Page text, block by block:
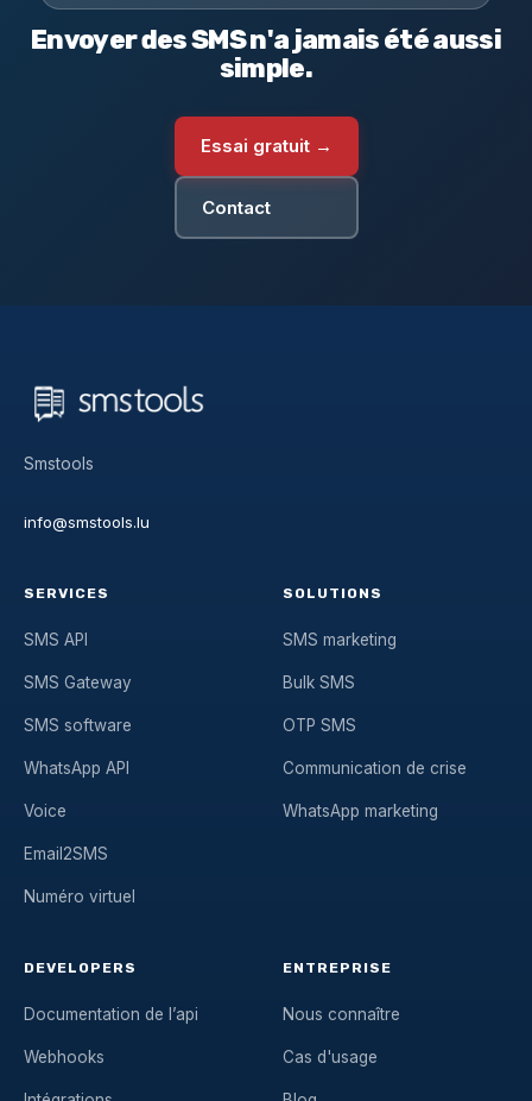
Envoyer des SMS n'a jamais été aussi
simple.
Essai gratuit →
Contact
Smstools
info@smstools.lu
SERVICES
SMS API
SMS Gateway
SMS software
WhatsApp API
Voice
Email2SMS
Numéro virtuel
SOLUTIONS
SMS marketing
Bulk SMS
OTP SMS
Communication de crise
WhatsApp marketing
DEVELOPERS
Documentation de l’api
Webhooks
ENTREPRISE
Nous connaître
Cas d'usage